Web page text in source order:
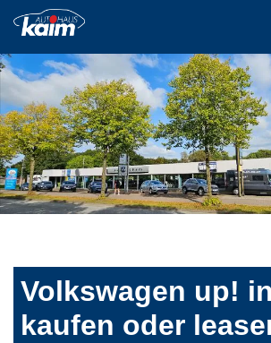
Volkswagen up!
kaufen oder